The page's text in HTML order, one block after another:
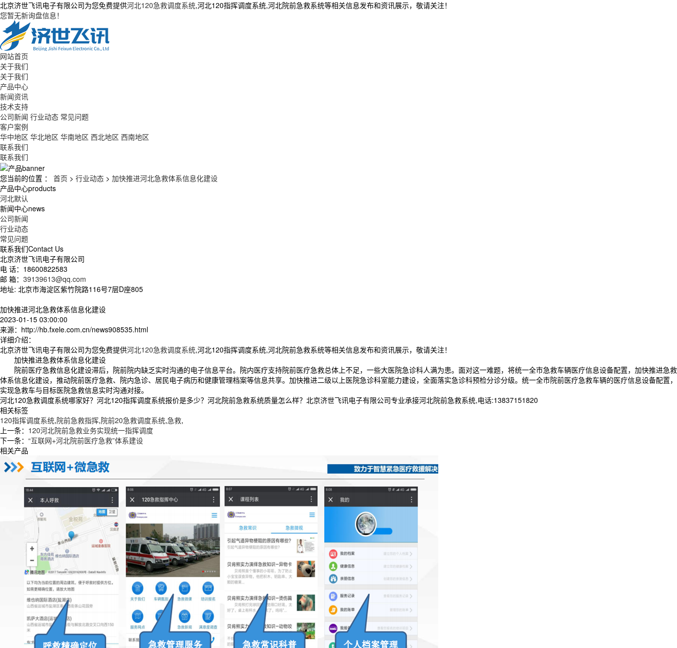
北京济世飞讯电子有限公司为您免费提供河北120急救调度系统,河北120指挥调度系统,河北院前急救系统等相关信息发布和资讯展示，敬请关注！
您暂无新询盘信息！
网站首页
关于我们
关于我们
产品中心
新闻资讯
技术支持
公司新闻 行业动态 常见问题
客户案例
华中地区 华北地区 华南地区 西北地区 西南地区
联系我们
联系我们
您当前的位置 ： 首页 > 行业动态 > 加快推进河北急救体系信息化建设
产品中心products
河北默认
新闻中心news
公司新闻
行业动态
常见问题
联系我们Contact Us
北京济世飞讯电子有限公司
电 话：18600822583
邮 箱： 39139613@qq.com
地址: 北京市海淀区紫竹院路116号7层D座805
加快推进河北急救体系信息化建设
2023-01-15 03:00:00
来源：http://hb.fxele.com.cn/news908535.html
详细介绍：
北京济世飞讯电子有限公司为您免费提供河北120急救调度系统,河北120指挥调度系统,河北院前急救系统等相关信息发布和资讯展示，敬请关注！
加快推进急救体系信息化建设
院前医疗急救信息化建设滞后，院前院内缺乏实时沟通的电子信息平台。院内医疗支持院前医疗急救总体上不足，一些大医院急诊科人满为患。面对这一难题，将统一全市急救车辆医疗信息设备配置，加快推进急救
体系信息化建设，推动院前医疗急救、院内急诊、居民电子病历和健康管理档案等信息共享。加快推进二级以上医院急诊科室能力建设，全面落实急诊科预检分诊分级。统一全市院前医疗急救车辆的医疗信息设备配置，
实现急救车与目标医院急救信息实时沟通对接。
河北120急救调度系统哪家好？河北120指挥调度系统报价是多少？河北院前急救系统质量怎么样？北京济世飞讯电子有限公司专业承接河北院前急救系统,电话:13837151820
相关标签
120指挥调度系统,院前急救指挥,院前20急救调度系统,急救,
上一条： 120河北院前急救业务实现统一指挥调度
下一条： “互联网+河北院前医疗急救”体系建设
相关产品